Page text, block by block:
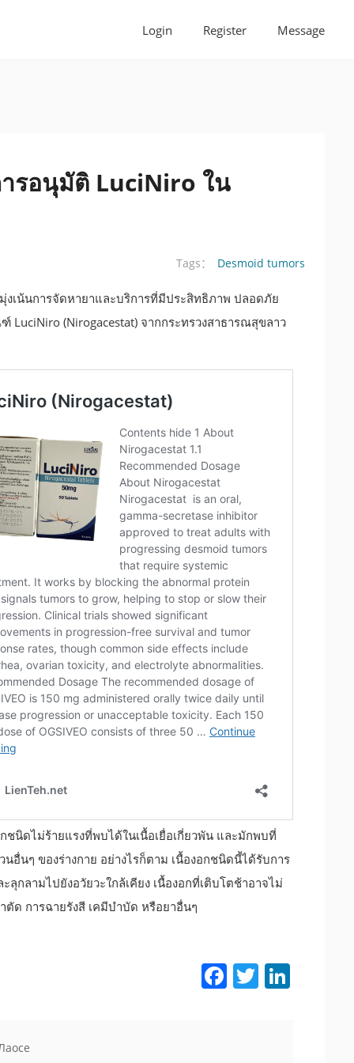
Login Register Message
รอนุมัติ LuciNiro ใน
Tags： Desmoid tumors
งเน้นการจัดหายาและบริการที่มีประสิทธิภาพ ปลอดภัย
(Nirogacestat) จากกระทรวงสาธารณสุขลาว
นิดไม่ร้ายแรงที่พบได้ในเนื้อเยื่อเกี่ยวพัน และมักพบที่
อื่นๆ ของร่างกาย อย่างไรก็ตาม เนื้องอกชนิดนี้ได้รับการ
กลามไปยังอวัยวะใกล้เคียง เนื้องอกที่เติบโตช้าอาจไม่
ตัด การฉายรังสี เคมีบำบัด หรือยาอื่นๆ
Facebook Twitter